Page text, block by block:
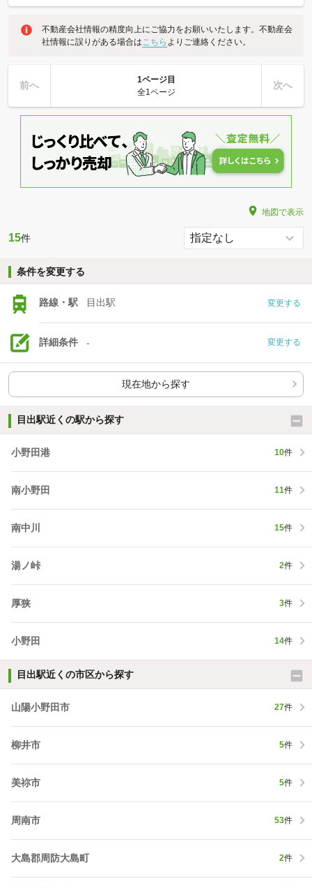
不動産会社情報の精度向上にご協力をお願いいたします。不動産会
社情報に誤りがある場合はこちら よりご連絡ください。
前へ
1ページ目
全1ページ
次へ
地図で表示
15件
条件を変更する
路線・駅 目出駅 変更する
詳細条件 - 変更する
現在地から探す
目出駅近くの駅から探す
小野田港 10件
南小野田 11件
南中川 15件
湯ノ峠 2件
厚狭 3件
小野田 14件
目出駅近くの市区から探す
山陽小野田市 27件
柳井市 5件
美祢市 5件
周南市 53件
大島郡周防大島町 2件